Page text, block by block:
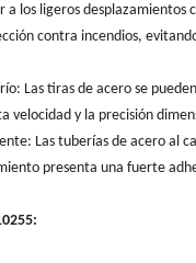
los ligeros
contra incendios,
Las tiras de acero se
velocidad y la precisión
Las tuberías de acero al
presenta una fuerte